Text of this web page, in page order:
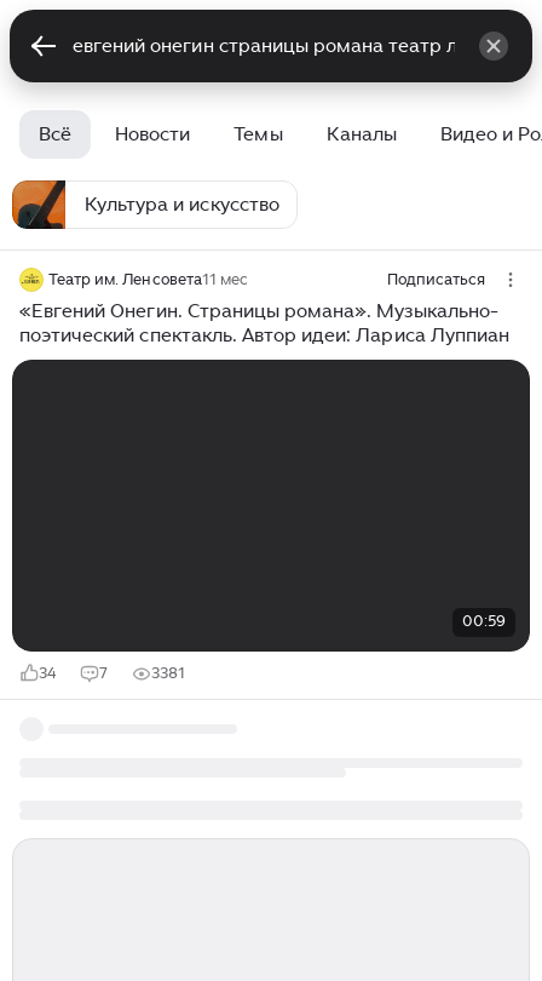
Всё Новости Темы Каналы Видео и
Культура и искусство
Театр им. Ленсовета11 мес Подписаться
«Евгений Онегин. Страницы романа». Музыкально-
поэтический спектакль. Автор идеи: Лариса Луппиан
00:59
34 7 3381